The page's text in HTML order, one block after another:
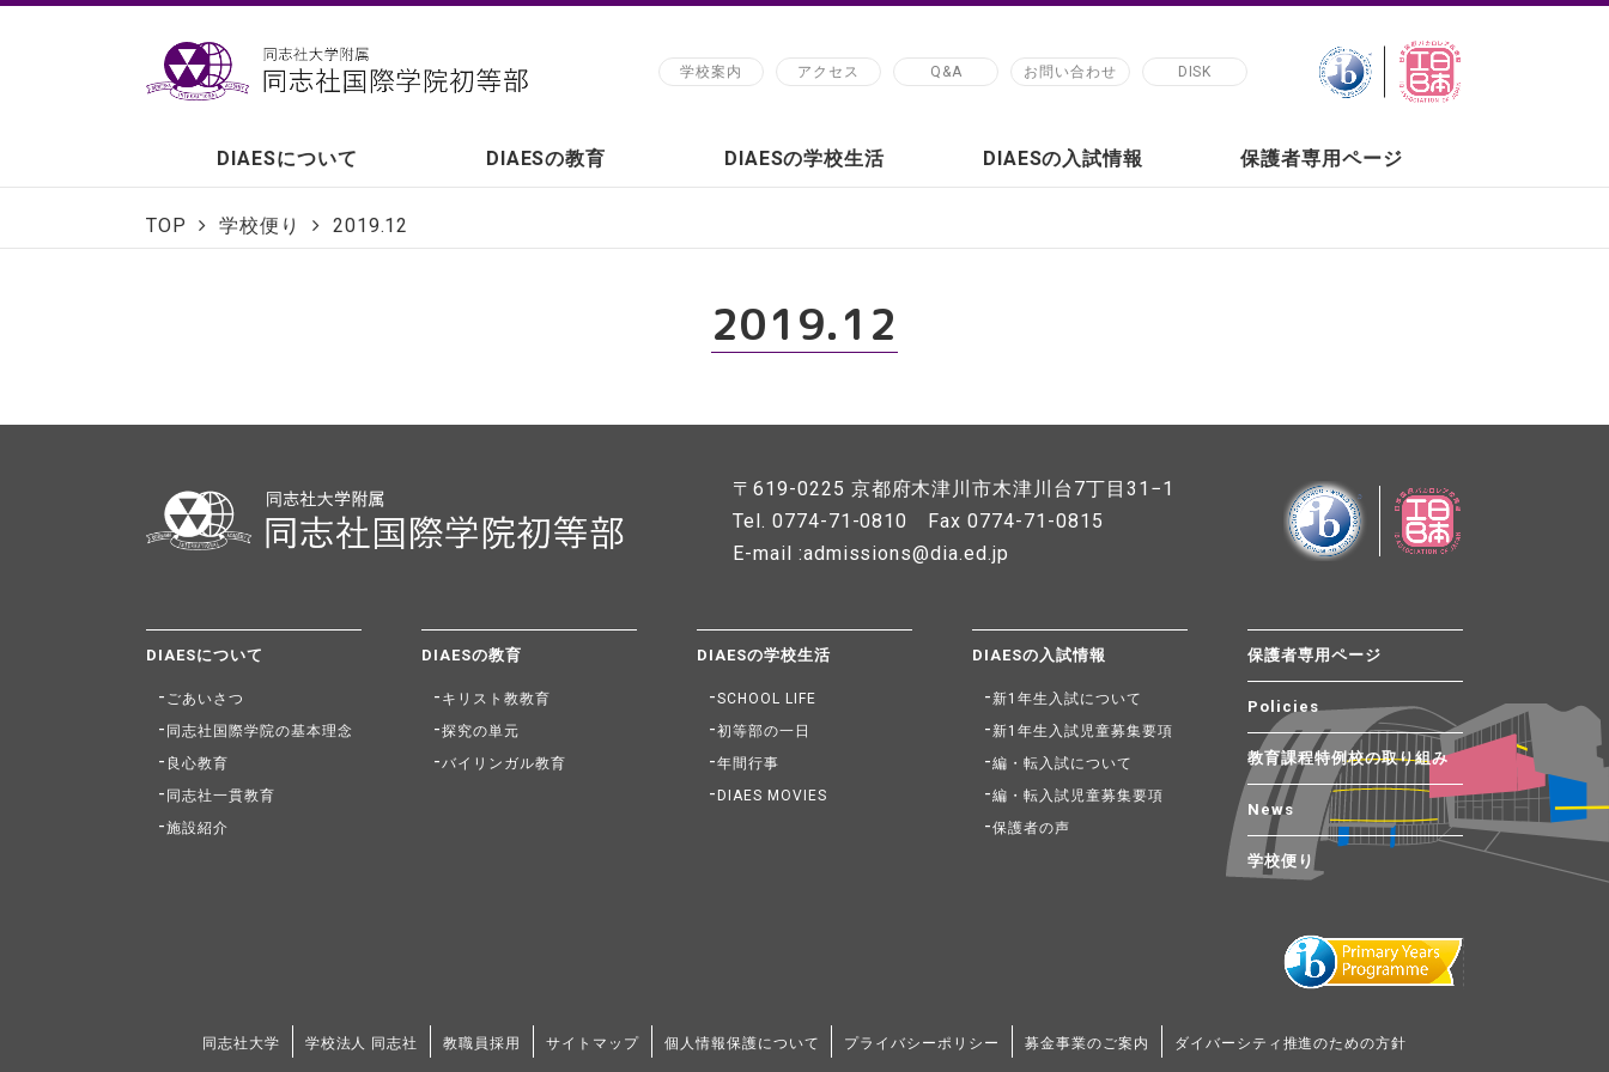
学校案内 アクセス Q&A お問い合わせ DISK
DIAESについて DIAESの教育 DIAESの学校生活 DIAESの入試情報 保護者専用ページ
TOP 学校便り 2019.12
2019.12
〒619-0225 京都府木津川市木津川台7丁目31−1
Tel. 0774-71-0810 Fax 0774-71-0815
E-mail :admissions@dia.ed.jp
DIAESについて
ごあいさつ
同志社国際学院の基本理念
良心教育
同志社一貫教育
施設紹介
DIAESの教育
キリスト教教育
探究の単元
バイリンガル教育
DIAESの学校生活
SCHOOL LIFE
初等部の一日
年間行事
DIAES MOVIES
DIAESの入試情報
新1年生入試について
新1年生入試児童募集要項
編・転入試について
編・転入試児童募集要項
保護者の声
保護者専用ページ
Policies
教育課程特例校の取り組み
News
学校便り
同志社大学 学校法人 同志社 教職員採用 サイトマップ 個人情報保護について プライバシーポリシー 募金事業のご案内 ダイバーシティ推進のための方針